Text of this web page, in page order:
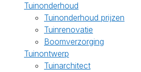
Tuinonderhoud
Tuinonderhoud prijzen
Tuinrenovatie
Boomverzorging
Tuinontwerp
Tuinarchitect